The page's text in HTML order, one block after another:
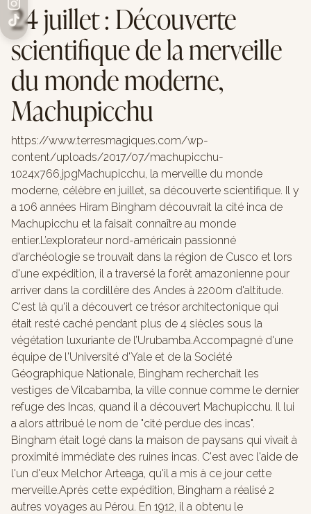
24 juillet : Découverte
scientifique de la merveille
du monde moderne,
Machupicchu
https://www.terresmagiques.com/wp-
content/uploads/2017/07/machupicchu-
1024x766.jpgMachupicchu, la merveille du monde
moderne, célèbre en juillet, sa découverte scientifique. Il y
a 106 années Hiram Bingham découvrait la cité inca de
Machupicchu et la faisait connaître au monde
entier.L’explorateur nord-américain passionné
d'archéologie se trouvait dans la région de Cusco et lors
d'une expédition, il a traversé la forêt amazonienne pour
arriver dans la cordillère des Andes à 2200m d'altitude.
C'est là qu'il a découvert ce trésor architectonique qui
était resté caché pendant plus de 4 siècles sous la
végétation luxuriante de l’Urubamba.Accompagné d'une
équipe de l'Université d'Yale et de la Société
Géographique Nationale, Bingham recherchait les
vestiges de Vilcabamba, la ville connue comme le dernier
refuge des Incas, quand il a découvert Machupicchu. Il lui
a alors attribué le nom de "cité perdue des incas".
Bingham était logé dans la maison de paysans qui vivait à
proximité immédiate des ruines incas. C'est avec l'aide de
l'un d'eux Melchor Arteaga, qu'il a mis à ce jour cette
merveille.Après cette expédition, Bingham a réalisé 2
autres voyages au Pérou. En 1912, il a obtenu le